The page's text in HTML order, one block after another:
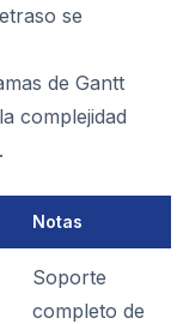
se
de Gantt
complejidad
Notas
Soporte
completo de